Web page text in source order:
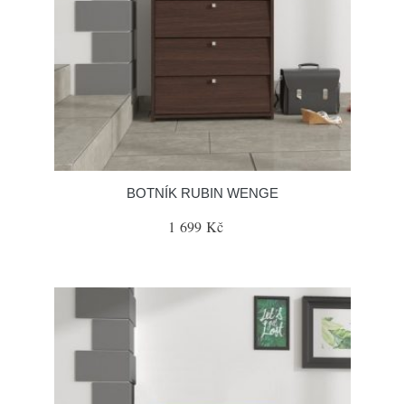
BOTNÍK RUBIN WENGE
1 699 Kč